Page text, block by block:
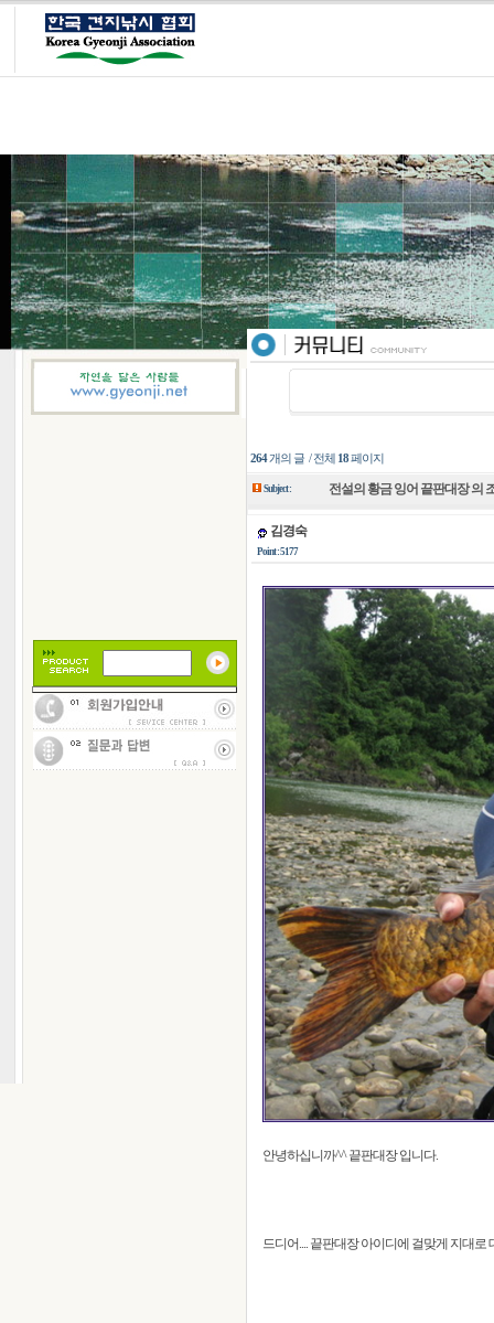
264개의 글 / 전체 18페이지
Subject : 전설의 황금 잉어 끝판대장 의
김경숙
Point : 5177
안녕하십니까^^ 끝판대장 입니다.
드디어.... 끝판대장 아이디에 걸맞게 지대로